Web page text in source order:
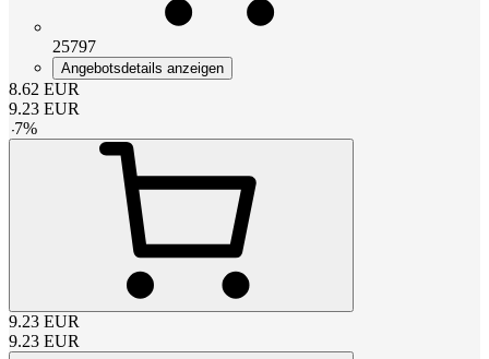
25797
Angebotsdetails anzeigen
8.62 EUR
9.23 EUR
-7%
9.23 EUR
9.23 EUR